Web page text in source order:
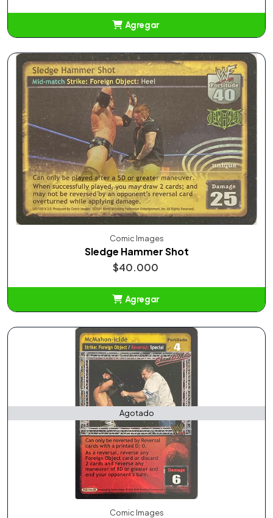
Agregar
Comic Images
Sledge Hammer Shot
$40.000
Agregar
Agotado
Comic Images